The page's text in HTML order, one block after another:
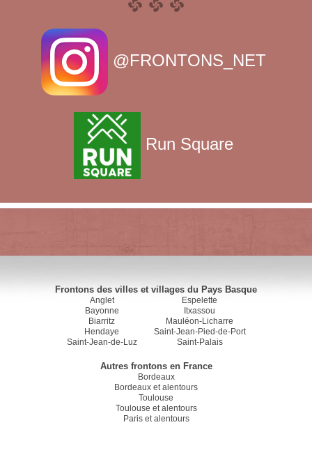
@FRONTONS_NET
Run Square
Frontons des villes et villages du Pays Basque
Anglet
Bayonne
Biarritz
Hendaye
Saint-Jean-de-Luz
Espelette
Itxassou
Mauléon-Licharre
Saint-Jean-Pied-de-Port
Saint-Palais
Autres frontons en France
Bordeaux
Bordeaux et alentours
Toulouse
Toulouse et alentours
Paris et alentours